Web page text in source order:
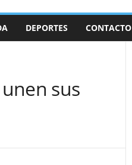
DEPORTES CONTACTO
sus